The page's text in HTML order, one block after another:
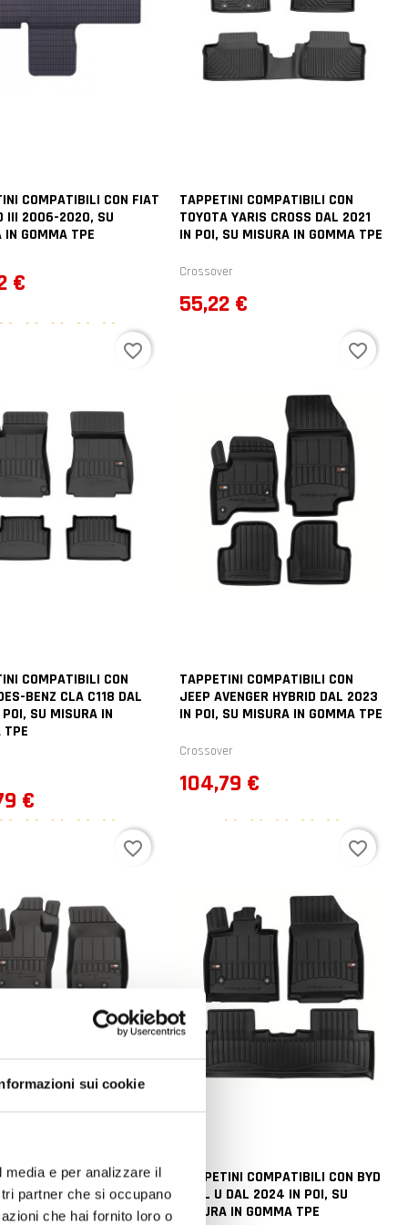
sui cookie
e per analizzare il
partner che si occupano
che hai fornito loro o
COMPATIBILI CON FIAT
III 2006-2020, SU
IN GOMMA TPE
€
TAPPETINI COMPATIBILI CON
TOYOTA YARIS CROSS DAL 2021
IN POI, SU MISURA IN GOMMA TPE
Crossover
Prezzo
55,22 €
COMPATIBILI CON
BENZ CLA C118 DAL
SU MISURA IN
TPE
€
favorite_border
TAPPETINI COMPATIBILI CON
JEEP AVENGER HYBRID DAL 2023
IN POI, SU MISURA IN GOMMA TPE
Crossover
Prezzo
104,79 €
favorite_border
COMPATIBILI CON
DAL 2014 IN POI,
IN GOMMA TPE
favorite_border
TAPPETINI COMPATIBILI CON BYD
SEAL U DAL 2024 IN POI, SU
MISURA IN GOMMA TPE
favorite_border